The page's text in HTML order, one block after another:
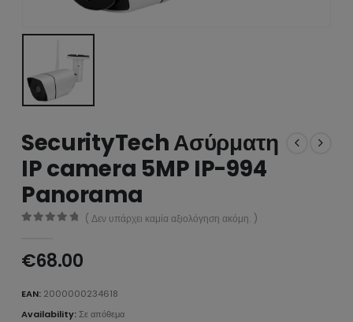
SecurityTech Ασύρματη
IP camera 5MP IP-994
Panorama
( Δεν υπάρχει καμία αξιολόγηση ακόμη. )
€68.00
EAN: 2000000234618
Availability:Σε απόθεμα